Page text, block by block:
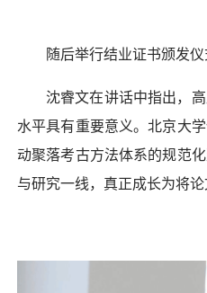
随后举行结业证书颁发
沈睿文在讲话中指出，
水平具有重要意义。北京大
动聚落考古方法体系的规范
与研究一线，真正成长为将